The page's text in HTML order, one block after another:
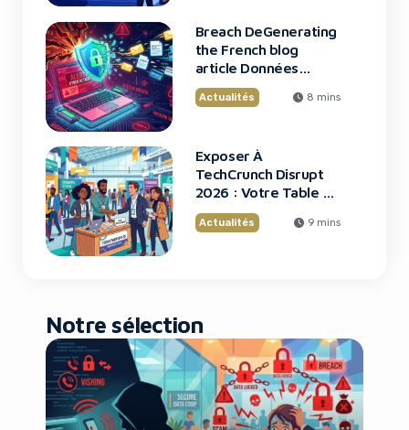
Breach DeGenerating
the French blog
article Données
Framework : Tous
Les Clients Touchés
Actualités 8 mins
Exposer À
TechCrunch Disrupt
2026 : Votre Table Au
Cœur De L’Innovation
Actualités 9 mins
Notre sélection